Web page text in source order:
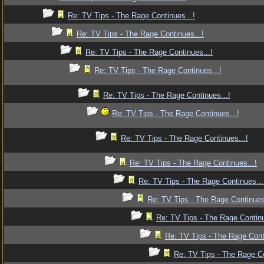
Re: TV Tips - The Rage Continues...!
Re: TV Tips - The Rage Continues...!
Re: TV Tips - The Rage Continues...!
Re: TV Tips - The Rage Continues...!
Re: TV Tips - The Rage Continues...!
Re: TV Tips - The Rage Continues...!
Re: TV Tips - The Rage Continues...!
Re: TV Tips - The Rage Continues...!
Re: TV Tips - The Rage
Re: TV Tips - The Rage
Re: TV Tips - The Rage
Re: TV Tips - The Rage
Re: TV Tips - The Rage